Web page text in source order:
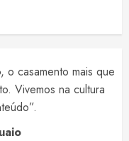
o casamento mais que
Vivemos na cultura